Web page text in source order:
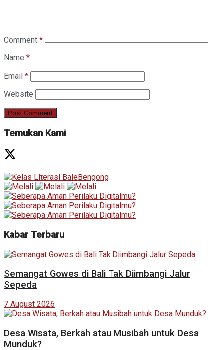
Comment *
Name *
Email *
Website
Temukan Kami
Kabar Terbaru
Semangat Gowes di Bali Tak Diimbangi Jalur
Sepeda
7 August 2026
Desa Wisata, Berkah atau Musibah untuk Desa
Munduk?